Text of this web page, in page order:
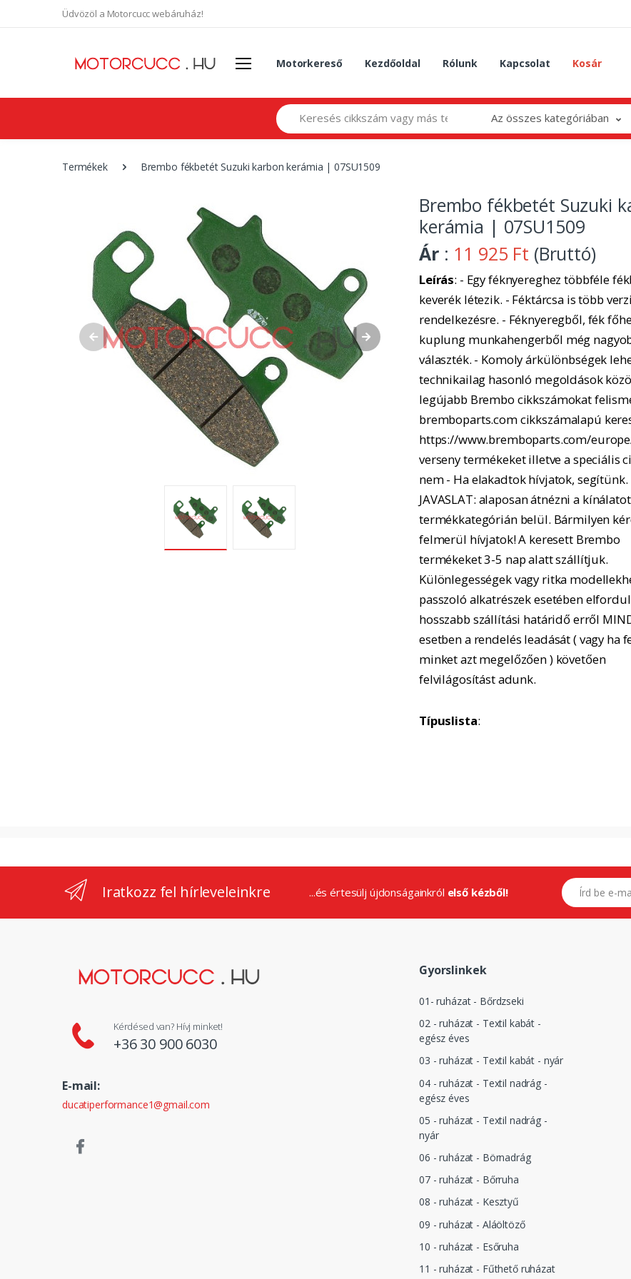
Üdvözöl a Motorcucc webáruház!
Motorkereső Kezdőoldal Rólunk Kapcsolat Kosár
Search Az összes kategóriában
Termékek Brembo fékbetét Suzuki karbon kerámia | 07SU1509
Brembo fékbetét Suzuki
kerámia | 07SU1509
Ár : 11 925 Ft (Bruttó)
Leírás: - Egy féknyereghez többféle
keverék létezik. - Féktárcsa is több
rendelkezésre. - Féknyeregből, fék
kuplung munkahengerből még
választék. - Komoly árkülönbségek
technikailag hasonló megoldások
legújabb Brembo cikkszámokat
bremboparts.com cikkszámalapú
https://www.bremboparts.com/
verseny termékeket illetve a speciális
nem - Ha elakadtok hívjatok, segítünk.
JAVASLAT: alaposan átnézni a
termékkategórián belül. Bármilyen
felmerül hívjatok! A keresett Brembo
termékeket 3-5 nap alatt szállítjuk.
Különlegességek vagy ritka
passzoló alkatrészek esetében
hosszabb szállítási határidő erről
esetben a rendelés leadását ( vagy ha
minket azt megelőzően ) követően
felvilágosítást adunk.
Típuslista:
Iratkozz fel hírleveleinkre ...és értesülj újdonságainkról első kézből!
E-mail címed
Kérdésed van? Hívj minket!
+36 30 900 6030
E-mail:
ducatiperformance1@gmail.com
Gyorslinkek
01- ruházat - Bőrdzseki
02 - ruházat - Textil kabát -
egész éves
03 - ruházat - Textil kabát - nyár
04 - ruházat - Textil nadrág -
egész éves
05 - ruházat - Textil nadrág -
nyár
06 - ruházat - Börnadrág
07 - ruházat - Bőrruha
08 - ruházat - Kesztyű
09 - ruházat - Aláöltöző
10 - ruházat - Esőruha
11 - ruházat - Fűthető ruházat